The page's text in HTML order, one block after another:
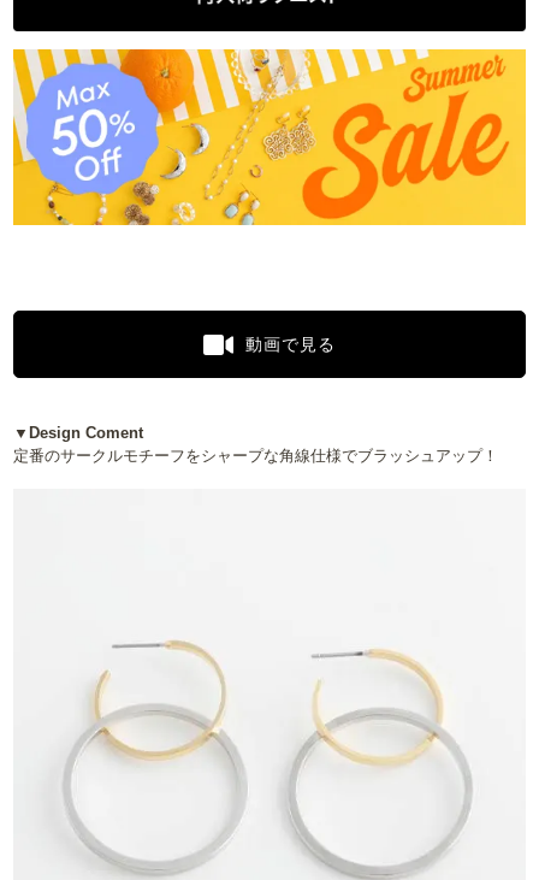
動画で見る
▼Design Coment
定番のサークルモチーフをシャープな角線仕様でブラッシュアップ！